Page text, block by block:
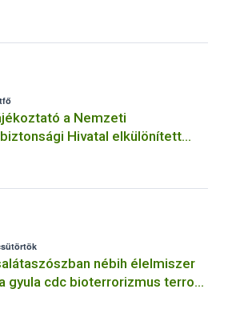
the application for a certificate
a Nemzeti
Hivatal elkülönített
rendszerhez kapcsolódó
nébih élelmiszer
gyula cdc bioterrorizmus terror